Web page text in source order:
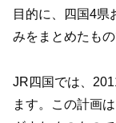
目的に、四国4県
みをまとめたもの
JR四国では、
ます。この計画